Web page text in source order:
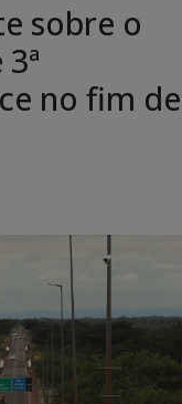
sobre o
no fim de